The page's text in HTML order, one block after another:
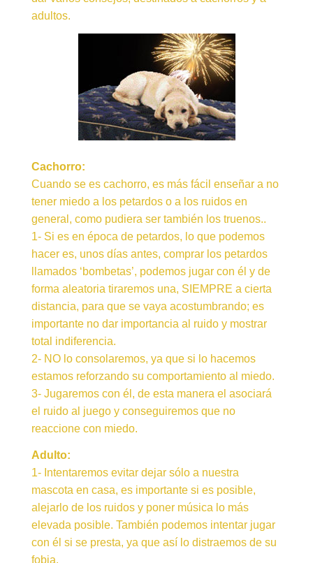
adultos.
Cachorro:
Cuando se es cachorro, es más fácil enseñar a no
tener miedo a los petardos o a los ruidos en
general, como pudiera ser también los truenos..
1- Si es en época de petardos, lo que podemos
hacer es, unos días antes, comprar los petardos
llamados ‘bombetas’, podemos jugar con él y de
forma aleatoria tiraremos una, SIEMPRE a cierta
distancia, para que se vaya acostumbrando; es
importante no dar importancia al ruido y mostrar
total indiferencia.
2- NO lo consolaremos, ya que si lo hacemos
estamos reforzando su comportamiento al miedo.
3- Jugaremos con él, de esta manera el asociará
el ruido al juego y conseguiremos que no
reaccione con miedo.
Adulto:
1- Intentaremos evitar dejar sólo a nuestra
mascota en casa, es importante si es posible,
alejarlo de los ruidos y poner música lo más
elevada posible. También podemos intentar jugar
con él si se presta, ya que así lo distraemos de su
fobia.